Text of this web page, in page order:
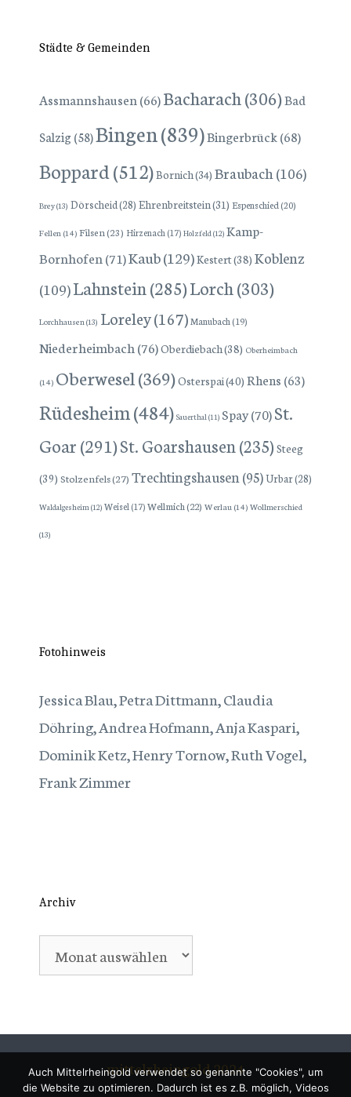
Städte & Gemeinden
Assmannshausen (66)Bacharach(306)Bad
Salzig(58)Bingen(839)Bingerbrück(68)
Boppard(512)Bornich(34) Braubach (106)
Brey(13) Dörscheid(28) Ehrenbreitstein(31) Espenschied (20)
Fellen (14) Filsen(23) Hirzenach (17) Holzfeld(12) Kamp-
Bornhofen (71)Kaub(129)Kestert(38) Koblenz
(109)Lahnstein(285)Lorch(303)
Lorchhausen(13) Loreley(167)Manubach (19)
Niederheimbach (76)Oberdiebach(38) Oberheimbach
(14) Oberwesel(369)Osterspai(40) Rhens (63)
Rüdesheim(484) Sauerthal(11) Spay(70)St.
Goar(291)St. Goarshausen(235) Steeg
(39) Stolzenfels(27) Trechtingshausen(95)Urbar(28)
Waldalgesheim(12) Weisel (17)Wellmich (22) Werlau (14) Wollmerschied
(13)
Fotohinweis
Jessica Blau, Petra Dittmann, Claudia
Döhring, Andrea Hofmann, Anja Kaspari,
Dominik Ketz, Henry Tornow, Ruth Vogel,
Frank Zimmer
Archiv
Archiv
mittelrheingold 2024
Auch Mittelrheingold verwendet so genannte "Cookies", um
die Website zu optimieren. Dadurch ist es z.B. möglich, Videos